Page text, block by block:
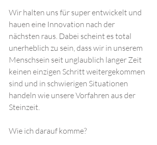
Wir halten uns für super entwickelt und
hauen eine Innovation nach der
nächsten raus. Dabei scheint es total
unerheblich zu sein, dass wir in unserem
Menschsein seit unglaublich langer Zeit
keinen einzigen Schritt weitergekommen
sind und in schwierigen Situationen
handeln wie unsere Vorfahren aus der
Steinzeit.
Wie ich darauf komme?